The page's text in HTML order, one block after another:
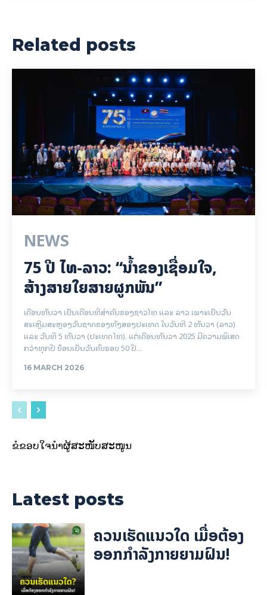
Related posts
NEWS
75 ປີ ​ໄທ-ລາວ: “​ນ້ຳ​ຂອງ​ເຊື່ອມ​​ໃຈ,
ສ້າງສາຍໃຍ​ສາຍຜູກພັນ”
ເດືອນທັນວາ ເປັນເດືອນທີ່ສຳຄັນຂອງຊາວໄທ ແລະ ລາວ ເພາະເປັນວັນ
ສະເຫຼີມສະຫຼອງວັນຊາດຂອງທັງສອງປະເທດ ໃນວັນທີ 2 ທັນວາ (ລາວ)
ແລະ ວັນທີ 5 ທັນວາ (ປະເທດໄທ). ແຕ່ເດືອນທັນວາ 2025 ມີຄວາມພິເສດ
ກວ່າທຸກປີ ຍ້ອນເປັນວັນຄົບຮອບ 50 ປີ...
16 MARCH 2026
ຂໍຂອບໃຈນຳຜູ້ສະໜັບສະໜູນ
Latest posts
ຄວນເຮັດແນວໃດ ເມື່ອຕ້ອງ
ອອກກຳລັງກາຍຍາມຝົນ!